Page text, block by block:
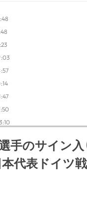
手のサイン
代表ドイツ